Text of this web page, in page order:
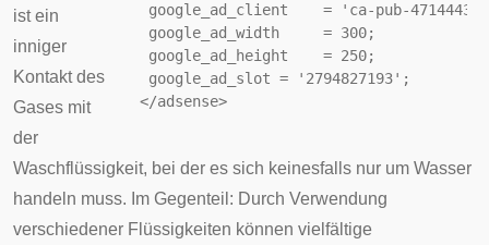
google_ad_client    = 'ca-pub-
google_ad_width     = 300;
google_ad_height    = 250;
google_ad_slot = '2794827193';
ist ein
inniger
Kontakt des
Gases mit
der
Waschflüssigkeit, bei der es sich keinesfalls nur um Wasser
handeln muss. Im Gegenteil: Durch Verwendung
verschiedener Flüssigkeiten können vielfältige